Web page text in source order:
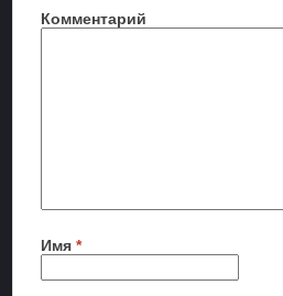
Комментарий
Имя*